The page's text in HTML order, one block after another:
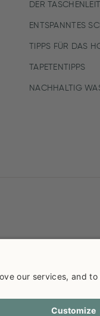
DER
ENTSPANNTES
TIPPS FÜR DAS
TAPETENTIPPS
NACHHALTIG
Impressum